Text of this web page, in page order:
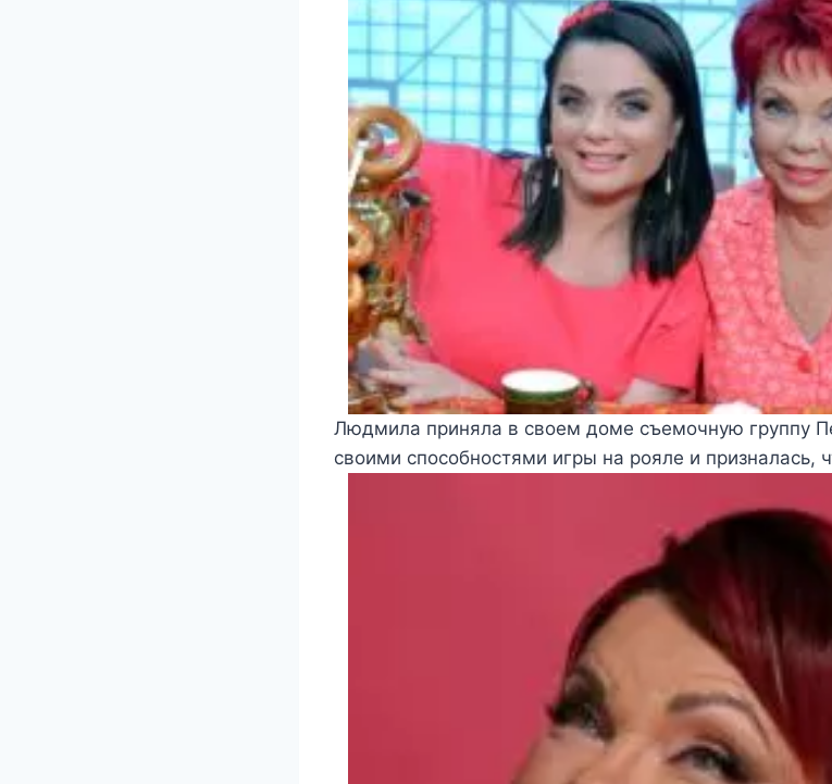
Людмила приняла в своем доме съемочную группу
своими способностями игры на рояле и призналась,